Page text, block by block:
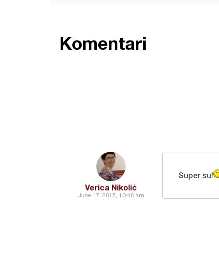
Komentari
Verica Nikolić
June 17, 2015, 10:48 am
Super su!